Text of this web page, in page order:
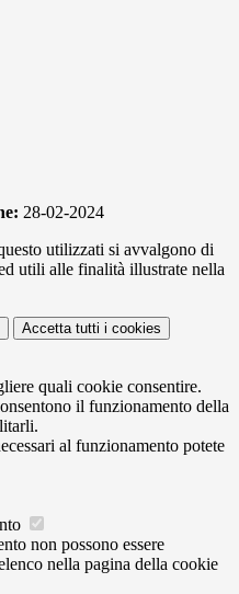
28-02-2024
utilizzati si avvalgono di
utili alle finalità illustrate nella
Accetta tutti i cookies
quali cookie consentire.
il funzionamento della
al funzionamento potete
non possono essere
nella pagina della cookie